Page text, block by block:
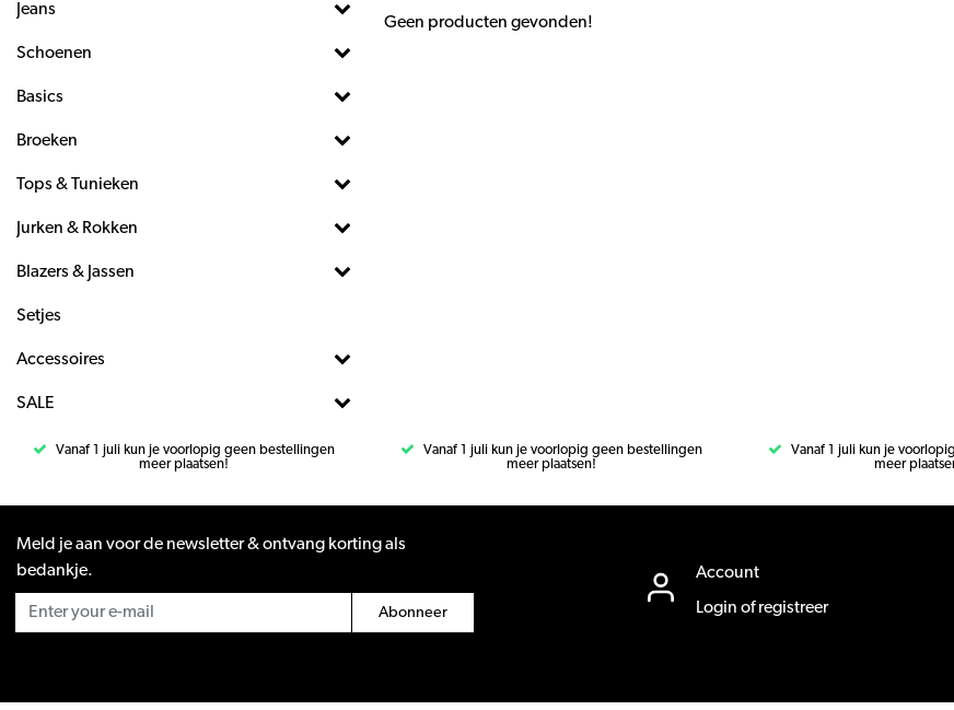
Jeans
Schoenen
Basics
Broeken
Tops & Tunieken
Jurken & Rokken
Blazers & Jassen
Setjes
Accessoires
SALE
Geen producten gevonden!
Vanaf 1 juli kun je voorlopig geen bestellingen
meer plaatsen!
Vanaf 1 juli kun je voorlopig geen bestellingen
meer plaatsen!
Vanaf 1 juli kun je
meer
Meld je aan voor de newsletter & ontvang korting als
bedankje.
Abonneer
Account
Login of registreer